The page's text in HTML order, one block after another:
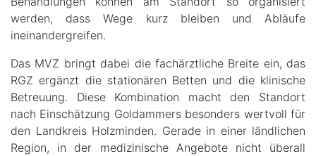
werden, dass Wege kurz bleiben und Abläufe
ineinandergreifen.
Das MVZ bringt dabei die fachärztliche Breite ein, das
RGZ ergänzt die stationären Betten und die klinische
Betreuung. Diese Kombination macht den Standort
nach Einschätzung Goldammers besonders wertvoll für
den Landkreis Holzminden. Gerade in einer ländlichen
Region, in der medizinische Angebote nicht überall